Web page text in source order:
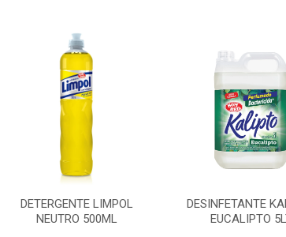
DETERGENTE LIMPOL
NEUTRO 500ML
DESINFETANTE
EUCALIPTO